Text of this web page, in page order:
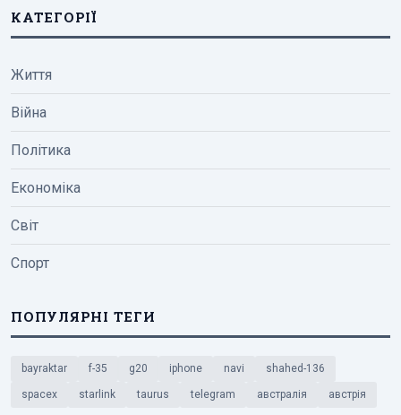
КАТЕГОРІЇ
Життя
Війна
Політика
Економіка
Світ
Спорт
ПОПУЛЯРНІ ТЕГИ
bayraktar f-35 g20 iphone navi shahed-136
spacex starlink taurus telegram австралія австрія